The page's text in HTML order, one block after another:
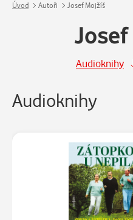
Úvod Autoři Josef Mojžíš
Audioknihy
Audioknihy